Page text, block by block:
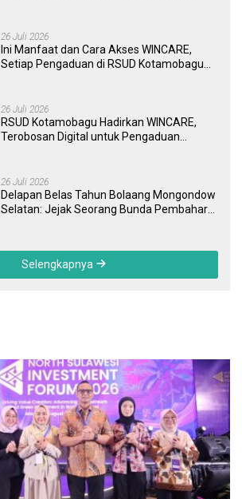
26 Juli 2026
Ini Manfaat dan Cara Akses WINCARE,
Setiap Pengaduan di RSUD Kotamobagu
26 Juli 2026
RSUD Kotamobagu Hadirkan WINCARE,
Terobosan Digital untuk Pengaduan
26 Juli 2026
Delapan Belas Tahun Bolaang Mongondow
Selatan: Jejak Seorang Bunda Pembaharu
Selengkapnya